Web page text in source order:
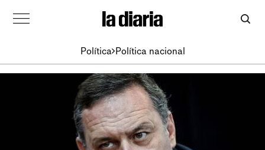
Política Política nacional